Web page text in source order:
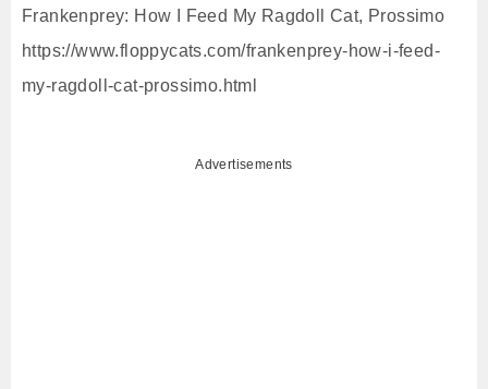
Frankenprey: How I Feed My Ragdoll Cat, Prossimo
https://www.floppycats.com/frankenprey-how-i-feed-
my-ragdoll-cat-prossimo.html
Advertisements